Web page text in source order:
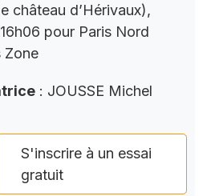
château d’Hérivaux),
pour Paris Nord
Zone
: JOUSSE Michel
S'inscrire à un essai
gratuit